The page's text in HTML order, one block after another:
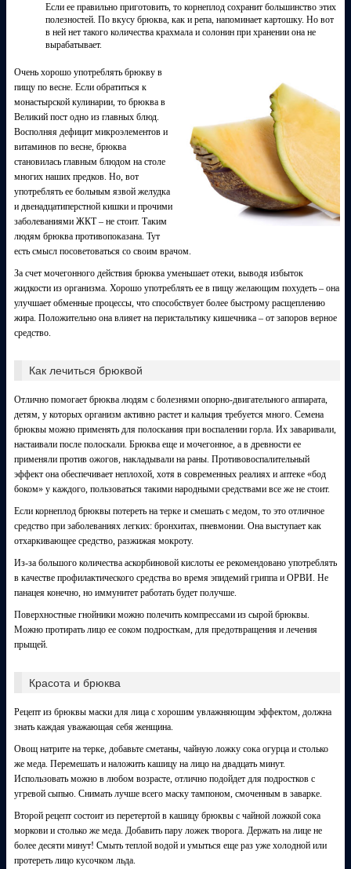
Если ее правильно приготовить, то корнеплод сохранит большинство этих
полезностей. По вкусу брюква, как и репа, напоминает картошку. Но вот
в ней нет такого количества крахмала и солонин при хранении она не
вырабатывает.
Очень хорошо употреблять брюкву в
пищу по весне. Если обратиться к
монастырской кулинарии, то брюква в
Великий пост одно из главных блюд.
Восполняя дефицит микроэлементов и
витаминов по весне, брюква
становилась главным блюдом на столе
многих наших предков. Но, вот
употреблять ее больным язвой желудка
и двенадцатиперстной кишки и прочими
заболеваниями ЖКТ – не стоит. Таким
людям брюква противопоказана. Тут
есть смысл посоветоваться со своим врачом.
За счет мочегонного действия брюква уменьшает отеки, выводя избыток
жидкости из организма. Хорошо употреблять ее в пищу желающим похудеть – она
улучшает обменные процессы, что способствует более быстрому расщеплению
жира. Положительно она влияет на перистальтику кишечника – от запоров верное
средство.
Как лечиться брюквой
Отлично помогает брюква людям с болезнями опорно-двигательного аппарата,
детям, у которых организм активно растет и кальция требуется много. Семена
брюквы можно применять для полоскания при воспалении горла. Их заваривали,
настаивали после полоскали. Брюква еще и мочегонное, а в древности ее
применяли против ожогов, накладывали на раны. Противовоспалительный
эффект она обеспечивает неплохой, хотя в современных реалиях и аптеке «бод
боком» у каждого, пользоваться такими народными средствами все же не стоит.
Если корнеплод брюквы потереть на терке и смешать с медом, то это отличное
средство при заболеваниях легких: бронхитах, пневмонии. Она выступает как
отхаркивающее средство, разжижая мокроту.
Из-за большого количества аскорбиновой кислоты ее рекомендовано употреблять
в качестве профилактического средства во время эпидемий гриппа и ОРВИ. Не
панацея конечно, но иммунитет работать будет получше.
Поверхностные гнойники можно полечить компрессами из сырой брюквы.
Можно протирать лицо ее соком подросткам, для предотвращения и лечения
прыщей.
Красота и брюква
Рецепт из брюквы маски для лица с хорошим увлажняющим эффектом, должна
знать каждая уважающая себя женщина.
Овощ натрите на терке, добавьте сметаны, чайную ложку сока огурца и столько
же меда. Перемешать и наложить кашицу на лицо на двадцать минут.
Использовать можно в любом возрасте, отлично подойдет для подростков с
угревой сыпью. Снимать лучше всего маску тампоном, смоченным в заварке.
Второй рецепт состоит из перетертой в кашицу брюквы с чайной ложкой сока
моркови и столько же меда. Добавить пару ложек творога. Держать на лице не
более десяти минут! Смыть теплой водой и умыться еще раз уже холодной или
протереть лицо кусочком льда.